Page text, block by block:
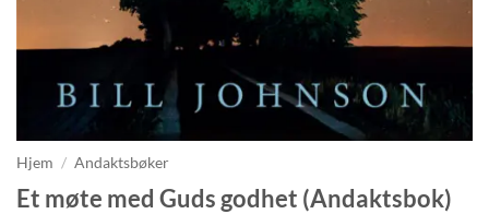
Hjem / Andaktsbøker
Et møte med Guds godhet (Andaktsbok)